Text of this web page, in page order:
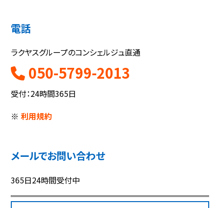
電話
ラクヤスグループのコンシェルジュ直通
050-5799-2013
受付：24時間365日
※利用規約
メールでお問い合わせ
365日24時間受付中